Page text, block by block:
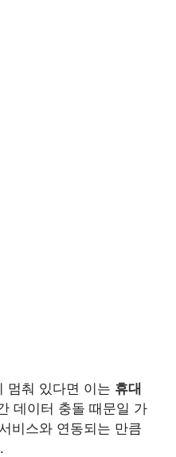
멈춰 있다면 이는 휴대
데이터 충돌 때문일 가
비스와 연동되는 만큼